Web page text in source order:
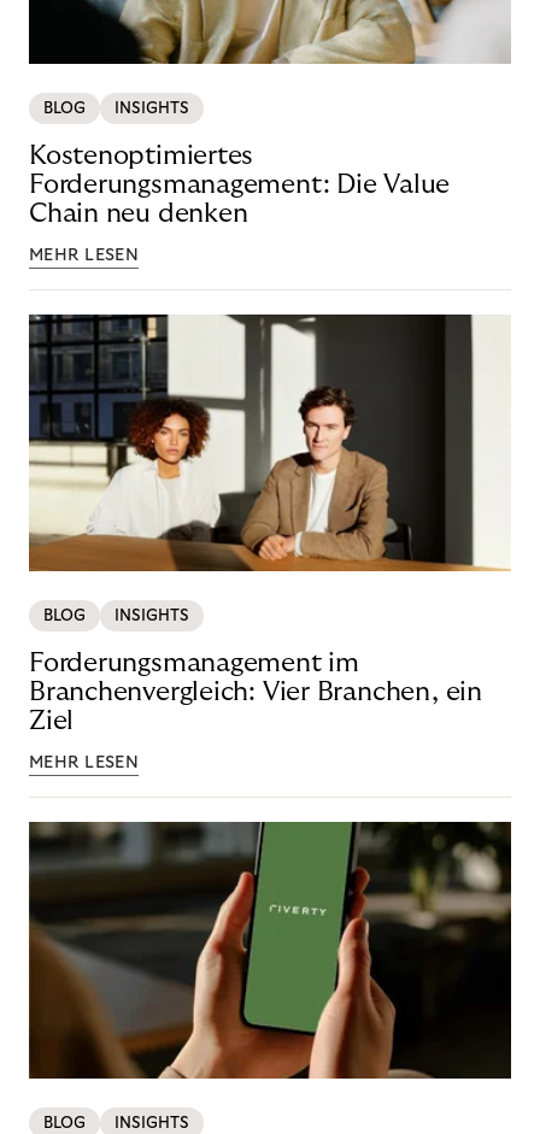
BLOG INSIGHTS
Kostenoptimiertes
Forderungsmanagement: Die Value
Chain neu denken
MEHR LESEN
BLOG INSIGHTS
Forderungsmanagement im
Branchenvergleich: Vier Branchen, ein
Ziel
MEHR LESEN
BLOG INSIGHTS